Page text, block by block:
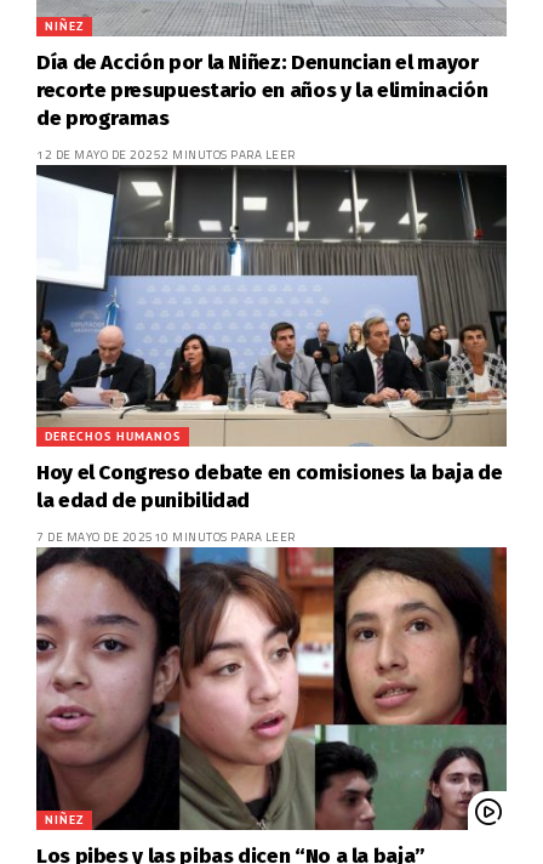
NIÑEZ
Día de Acción por la Niñez: Denuncian el mayor
recorte presupuestario en años y la eliminación
de programas
12 DE MAYO DE 20252 MINUTOS PARA LEER
DERECHOS HUMANOS
Hoy el Congreso debate en comisiones la baja de
la edad de punibilidad
7 DE MAYO DE 2025 10 MINUTOS PARA LEER
NIÑEZ
Los pibes y las pibas dicen “No a la baja”